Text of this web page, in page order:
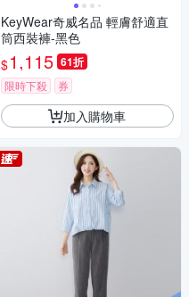
KeyWear奇威名品 輕膚舒適直
筒西裝褲-黑色
$1,115 61折
限時下殺 券
加入購物車